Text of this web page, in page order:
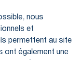
nous
et
permettent au site
ont également une
contact. Ou